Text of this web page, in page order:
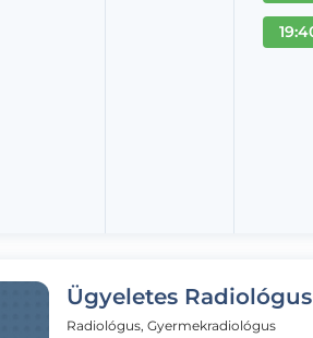
Ügyeletes Radiológus
Radiológus, Gyermekradiológus